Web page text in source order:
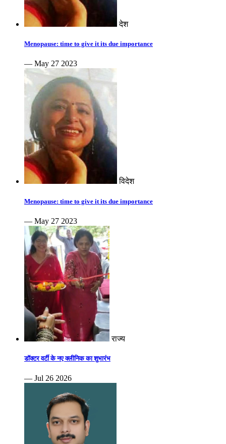
देश
Menopause: time to give it its due importance
— May 27 2023
विदेश
Menopause: time to give it its due importance
— May 27 2023
राज्य
डॉक्टर वर्टी के नए क्लीनिक का शुभारंभ
— Jul 26 2026